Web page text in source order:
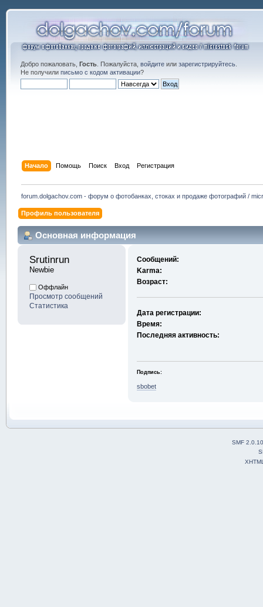
Добро пожаловать, Гость. Пожалуйста, войдитеили зарегистрируйтесь.
Не получили письмо с кодом активации?
Начало Помощь Поиск Вход Регистрация
forum.dolgachov.com - форум о фотобанках, стоках и продаже фотографий /
Профиль пользователя
Основная информация
Srutinrun
Newbie
Оффлайн
Просмотр сообщений
Статистика
Сообщений:
Karma:
Возраст:
Дата регистрации:
Время:
Последняя активность:
Подпись:
sbobet
SMF